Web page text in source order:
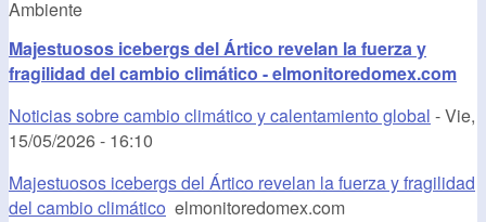
Ambiente
Majestuosos icebergs del Ártico revelan la fuerza y
fragilidad del cambio climático - elmonitoredomex.com
Noticias sobre cambio climático y calentamiento global -Vie,
15/05/2026 - 16:10
Majestuosos icebergs del Ártico revelan la fuerza y fragilidad
del cambio climático elmonitoredomex.com